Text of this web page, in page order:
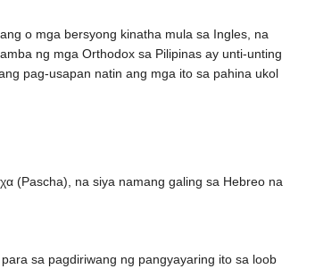
o mga bersyong kinatha mula sa Ingles, na
ng mga Orthodox sa Pilipinas ay unti-unting
pag-usapan natin ang mga ito sa pahina ukol
(Pascha), na siya namang galing sa Hebreo na
sa pagdiriwang ng pangyayaring ito sa loob